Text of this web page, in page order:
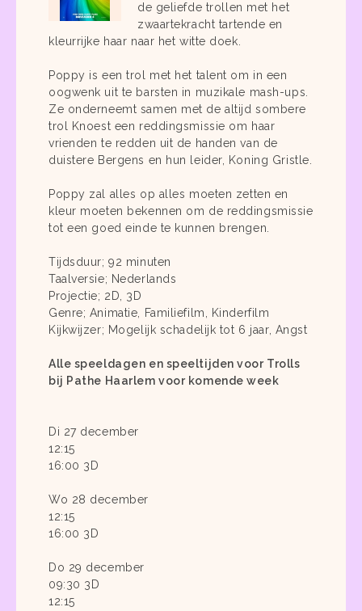
de geliefde trollen met het
zwaartekracht tartende en
kleurrijke haar naar het witte doek.
Poppy is een trol met het talent om in een
oogwenk uit te barsten in muzikale mash-ups.
Ze onderneemt samen met de altijd sombere
trol Knoest een reddingsmissie om haar
vrienden te redden uit de handen van de
duistere Bergens en hun leider, Koning Gristle.
Poppy zal alles op alles moeten zetten en
kleur moeten bekennen om de reddingsmissie
tot een goed einde te kunnen brengen.
Tijdsduur; 92 minuten
Taalversie; Nederlands
Projectie; 2D, 3D
Genre; Animatie, Familiefilm, Kinderfilm
Kijkwijzer; Mogelijk schadelijk tot 6 jaar, Angst
Alle speeldagen en speeltijden voor Trolls
bij Pathe Haarlem voor komende week
Di 27 december
12:15
16:00 3D
Wo 28 december
12:15
16:00 3D
Do 29 december
09:30 3D
12:15